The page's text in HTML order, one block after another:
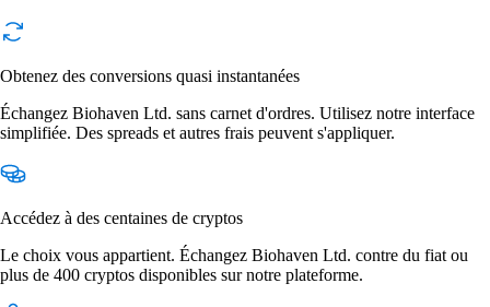
Obtenez des conversions quasi instantanées
Échangez Biohaven Ltd. sans carnet d'ordres. Utilisez notre interface
simplifiée. Des spreads et autres frais peuvent s'appliquer.
Accédez à des centaines de cryptos
Le choix vous appartient. Échangez Biohaven Ltd. contre du fiat ou
plus de 400 cryptos disponibles sur notre plateforme.